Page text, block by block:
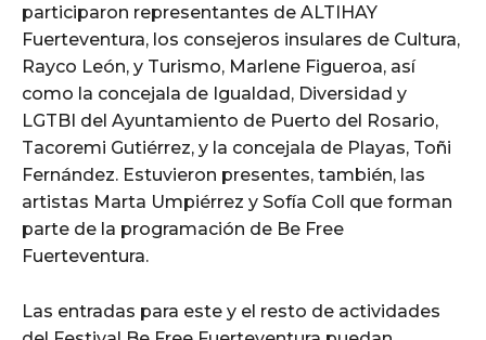
participaron representantes de ALTIHAY
Fuerteventura, los consejeros insulares de Cultura,
Rayco León, y Turismo, Marlene Figueroa, así
como la concejala de Igualdad, Diversidad y
LGTBI del Ayuntamiento de Puerto del Rosario,
Tacoremi Gutiérrez, y la concejala de Playas, Toñi
Fernández. Estuvieron presentes, también, las
artistas Marta Umpiérrez y Sofía Coll que forman
parte de la programación de Be Free
Fuerteventura.
Las entradas para este y el resto de actividades